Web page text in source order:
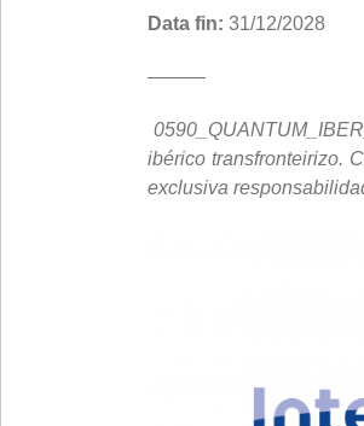
Data fin: 31/12/2028
———
ibérico transfronteirizo.
exclusiva